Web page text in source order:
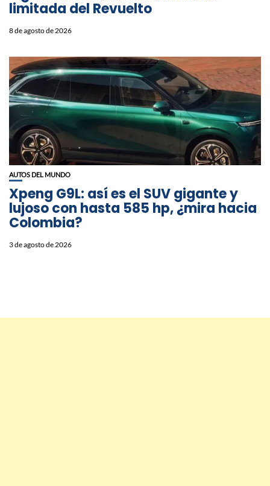
limitada del Revuelto
8 de agosto de 2026
AUTOS DEL MUNDO
Xpeng G9L: así es el SUV gigante y
lujoso con hasta 585 hp, ¿mira hacia
Colombia?
3 de agosto de 2026